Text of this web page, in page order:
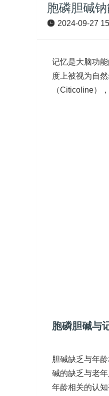
胞磷胆碱
2024-09-27
记忆是大脑功
度上被视为自
（Citicoline）
胞磷胆碱与
胆碱缺乏与年
碱的缺乏与老
年龄相关的认知